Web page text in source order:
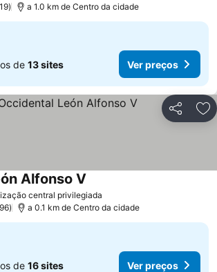
a 1.0 km de Centro da cidade
de 13 sites Ver preços
Partilhar
central privilegiada
Alfonso V
a 0.1 km de Centro da cidade
de 16 sites Ver preços